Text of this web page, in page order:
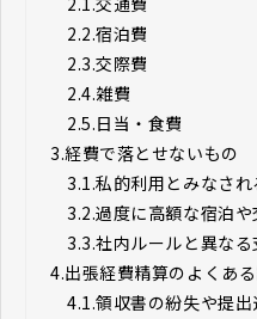
2.2.宿泊費
2.3.交際費
2.4.雑費
2.5.日当・食費
3.経費で落とせないもの
3.1.私的利用とみなされ
3.2.過度に高額な宿泊
3.3.社内ルールと異なる
4.出張経費精算のよくあ
4.1.領収書の紛失や提出